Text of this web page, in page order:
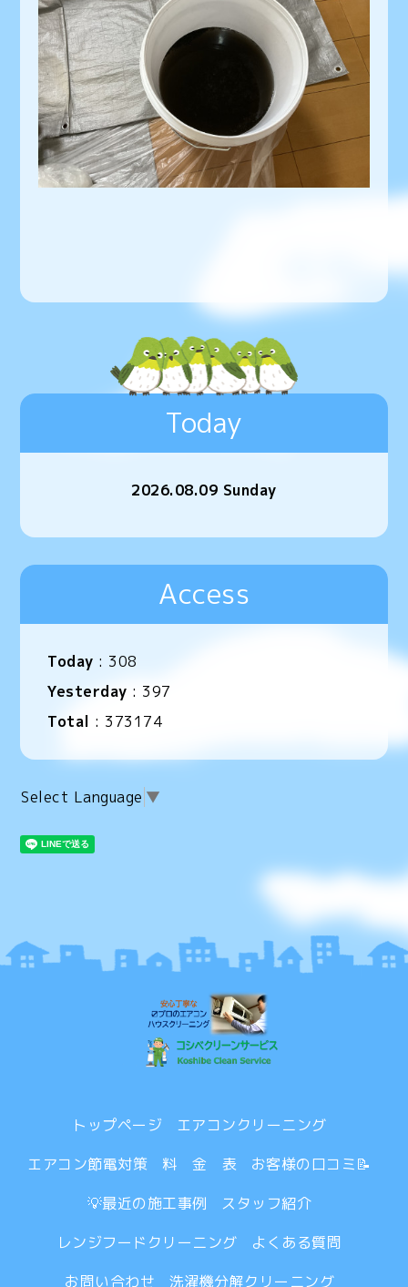
Today
2026.08.09 Sunday
Access
Today : 308
Yesterday : 397
Total : 373174
Select Language ▼
トップページ
エアコンクリーニング
エアコン節電対策
料 金 表
お客様の口コミ📝
💡最近の施工事例
スタッフ紹介
レンジフードクリーニング
よくある質問
お問い合わせ
洗濯機分解クリーニング